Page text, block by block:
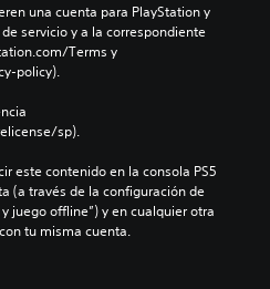
una cuenta para PlayStation y
servicio y a la correspondiente
Terms y
policy).
sp).
este contenido en la consola PS5
(a través de la configuración de
juego offline”) y en cualquier otra
tu misma cuenta.